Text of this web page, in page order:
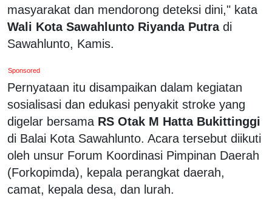
masyarakat dan mendorong deteksi dini," kata
Wali Kota Sawahlunto Riyanda Putradi
Sawahlunto, Kamis.
Sponsored
Pernyataan itu disampaikan dalam kegiatan
sosialisasi dan edukasi penyakit stroke yang
digelar bersama RS Otak M Hatta Bukittinggi
di Balai Kota Sawahlunto. Acara tersebut diikuti
oleh unsur Forum Koordinasi Pimpinan Daerah
(Forkopimda), kepala perangkat daerah,
camat, kepala desa, dan lurah.